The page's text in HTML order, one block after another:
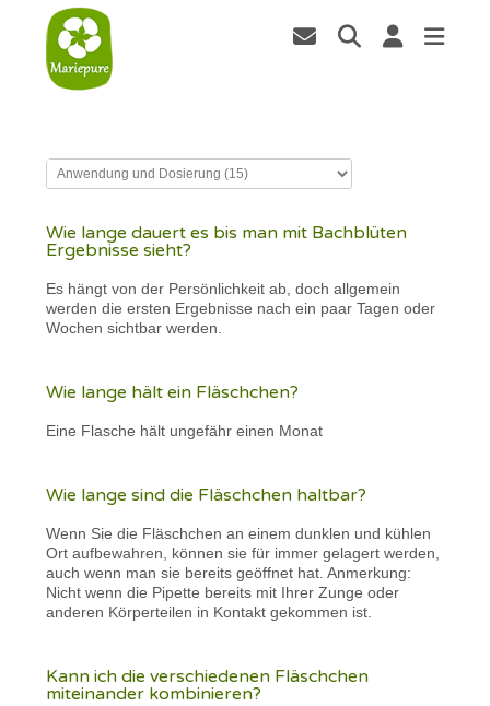
Wie lange dauert es bis man mit Bachblüten
Ergebnisse sieht?
Es hängt von der Persönlichkeit ab, doch allgemein
werden die ersten Ergebnisse nach ein paar Tagen oder
Wochen sichtbar werden.
Wie lange hält ein Fläschchen?
Eine Flasche hält ungefähr einen Monat
Wie lange sind die Fläschchen haltbar?
Wenn Sie die Fläschchen an einem dunklen und kühlen
Ort aufbewahren, können sie für immer gelagert werden,
auch wenn man sie bereits geöffnet hat. Anmerkung:
Nicht wenn die Pipette bereits mit Ihrer Zunge oder
anderen Körperteilen in Kontakt gekommen ist.
Kann ich die verschiedenen Fläschchen
miteinander kombinieren?